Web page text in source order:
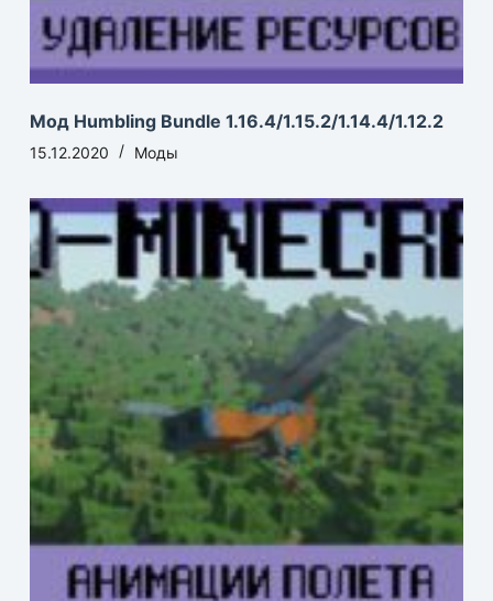
Мод Humbling Bundle 1.16.4/1.15.2/1.14.4/1.12.2
15.12.2020 Моды